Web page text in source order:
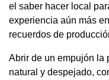
el saber hacer local
experiencia aún más
recuerdos de
Abrir de un empujón la
natural y despejado,